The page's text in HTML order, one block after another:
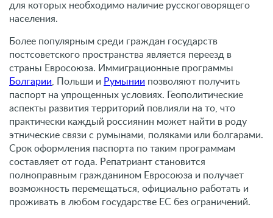
для которых необходимо наличие русскоговорящего
населения.
Более популярным среди граждан государств
постсоветского пространства является переезд в
страны Евросоюза. Иммиграционные программы
Болгарии, Польши и Румынии позволяют получить
паспорт на упрощенных условиях. Геополитические
аспекты развития территорий повлияли на то, что
практически каждый россиянин может найти в роду
этнические связи с румынами, поляками или болгарами.
Срок оформления паспорта по таким программам
составляет от года. Репатриант становится
полноправным гражданином Евросоюза и получает
возможность перемещаться, официально работать и
проживать в любом государстве ЕС без ограничений.